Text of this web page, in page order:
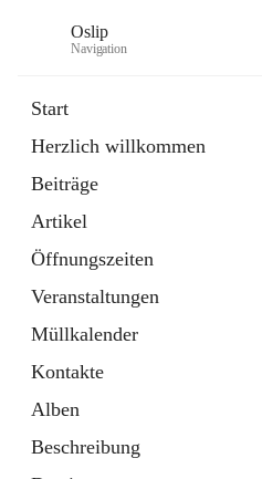
Oslip
Navigation
Start
Herzlich willkommen
Beiträge
Artikel
Öffnungszeiten
Veranstaltungen
Müllkalender
Kontakte
Alben
Beschreibung